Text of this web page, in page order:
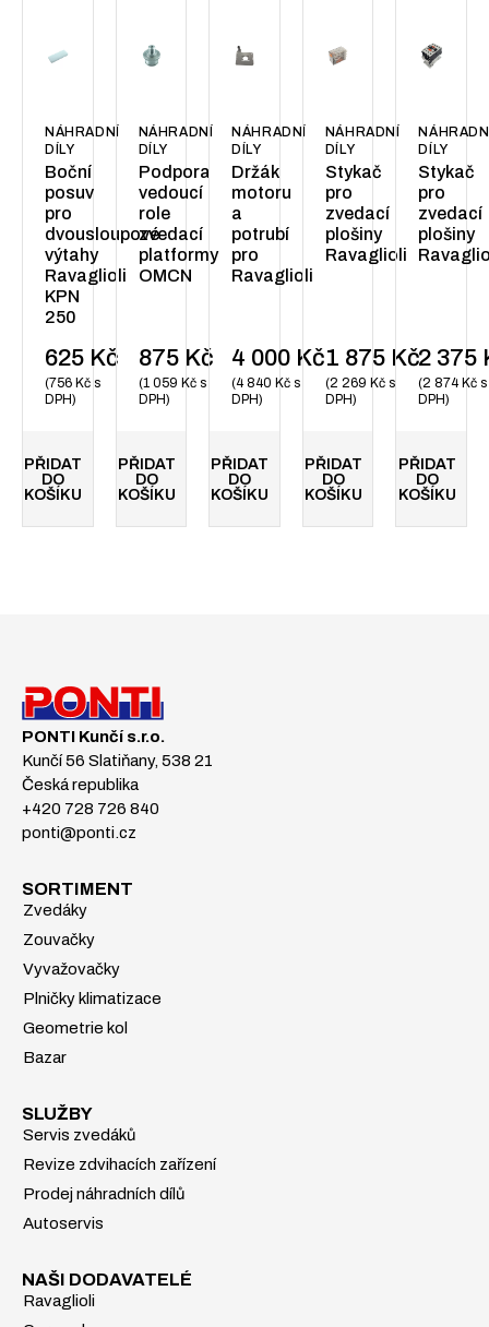
NÁHRADNÍ
DÍLY
Boční
posuv
pro
dvousloupové
výtahy
Ravaglioli
KPN
250
625 Kč
756 Kč s
DPH
PŘIDAT
DO
KOŠÍKU
NÁHRADNÍ
DÍLY
Podpora
vedoucí
role
zvedací
platformy
OMCN
875 Kč
1 059 Kčs
DPH
PŘIDAT
DO
KOŠÍKU
NÁHRADNÍ
DÍLY
Držák
motoru
a
potrubí
pro
Ravaglioli
4 000 Kč
4 840Kč s
DPH
PŘIDAT
DO
KOŠÍKU
NÁHRADNÍ
DÍLY
Stykač
pro
zvedací
plošiny
Ravaglioli
1 875 Kč
2 269 Kčs
DPH
PŘIDAT
DO
KOŠÍKU
DÍLY
Stykač
pro
zvedací
plošiny
2 375
2 874Kč s
DPH
PŘIDAT
DO
KOŠÍKU
PONTI Kunčí s.r.o.
Kunčí 56 Slatiňany, 538 21
Česká republika
+420 728 726 840
ponti@ponti.cz
SORTIMENT
Zvedáky
Zouvačky
Vyvažovačky
Plničky klimatizace
Geometrie kol
Bazar
SLUŽBY
Servis zvedáků
Revize zdvihacích zařízení
Prodej náhradních dílů
Autoservis
NAŠI DODAVATELÉ
Ravaglioli